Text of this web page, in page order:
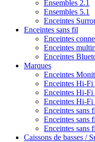
Ensembles 2.1
Ensembles 5.1
Enceintes
Enceintes sans fil
Enceintes
Enceintes
Enceintes
Marques
Enceintes
Enceintes Hi-Fi
Enceintes Hi-Fi
Enceintes Hi-
Enceintes sans
Enceintes sans
Enceintes sans
Caissons de basses /